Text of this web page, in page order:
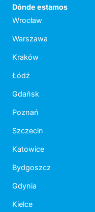
Dónde estamos
Wrocław
Warszawa
Kraków
Łódź
Gdańsk
Poznań
Szczecin
Katowice
Bydgoszcz
Gdynia
Kielce